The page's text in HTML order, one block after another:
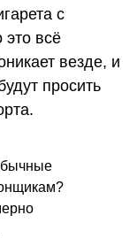
с
всё
везде, и
просить